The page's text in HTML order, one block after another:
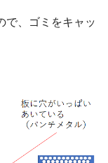
で、ゴミをキャッ